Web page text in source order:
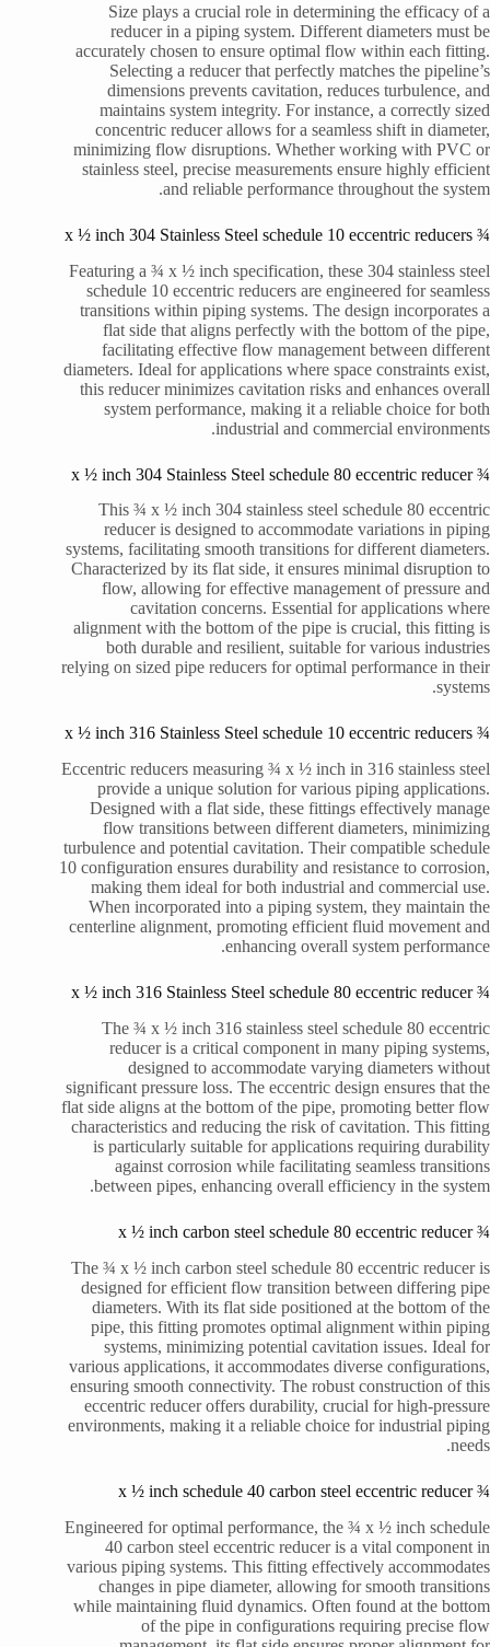
Size plays a crucial role in determining the efficacy of a
reducer in a piping system. Different diameters must be
accurately chosen to ensure optimal flow within each fitting.
Selecting a reducer that perfectly matches the pipeline’s
dimensions prevents cavitation, reduces turbulence, and
maintains system integrity. For instance, a correctly sized
concentric reducer allows for a seamless shift in diameter,
minimizing flow disruptions. Whether working with PVC or
stainless steel, precise measurements ensure highly efficient
and reliable performance throughout the system.
¾ x ½ inch 304 Stainless Steel schedule 10 eccentric reducers
Featuring a ¾ x ½ inch specification, these 304 stainless steel
schedule 10 eccentric reducers are engineered for seamless
transitions within piping systems. The design incorporates a
flat side that aligns perfectly with the bottom of the pipe,
facilitating effective flow management between different
diameters. Ideal for applications where space constraints exist,
this reducer minimizes cavitation risks and enhances overall
system performance, making it a reliable choice for both
industrial and commercial environments.
¾ x ½ inch 304 Stainless Steel schedule 80 eccentric reducer
This ¾ x ½ inch 304 stainless steel schedule 80 eccentric
reducer is designed to accommodate variations in piping
systems, facilitating smooth transitions for different diameters.
Characterized by its flat side, it ensures minimal disruption to
flow, allowing for effective management of pressure and
cavitation concerns. Essential for applications where
alignment with the bottom of the pipe is crucial, this fitting is
both durable and resilient, suitable for various industries
relying on sized pipe reducers for optimal performance in their
systems.
¾ x ½ inch 316 Stainless Steel schedule 10 eccentric reducers
Eccentric reducers measuring ¾ x ½ inch in 316 stainless steel
provide a unique solution for various piping applications.
Designed with a flat side, these fittings effectively manage
flow transitions between different diameters, minimizing
turbulence and potential cavitation. Their compatible schedule
10 configuration ensures durability and resistance to corrosion,
making them ideal for both industrial and commercial use.
When incorporated into a piping system, they maintain the
centerline alignment, promoting efficient fluid movement and
enhancing overall system performance.
¾ x ½ inch 316 Stainless Steel schedule 80 eccentric reducer
The ¾ x ½ inch 316 stainless steel schedule 80 eccentric
reducer is a critical component in many piping systems,
designed to accommodate varying diameters without
significant pressure loss. The eccentric design ensures that the
flat side aligns at the bottom of the pipe, promoting better flow
characteristics and reducing the risk of cavitation. This fitting
is particularly suitable for applications requiring durability
against corrosion while facilitating seamless transitions
between pipes, enhancing overall efficiency in the system.
¾ x ½ inch carbon steel schedule 80 eccentric reducer
The ¾ x ½ inch carbon steel schedule 80 eccentric reducer is
designed for efficient flow transition between differing pipe
diameters. With its flat side positioned at the bottom of the
pipe, this fitting promotes optimal alignment within piping
systems, minimizing potential cavitation issues. Ideal for
various applications, it accommodates diverse configurations,
ensuring smooth connectivity. The robust construction of this
eccentric reducer offers durability, crucial for high-pressure
environments, making it a reliable choice for industrial piping
needs.
¾ x ½ inch schedule 40 carbon steel eccentric reducer
Engineered for optimal performance, the ¾ x ½ inch schedule
40 carbon steel eccentric reducer is a vital component in
various piping systems. This fitting effectively accommodates
changes in pipe diameter, allowing for smooth transitions
while maintaining fluid dynamics. Often found at the bottom
of the pipe in configurations requiring precise flow